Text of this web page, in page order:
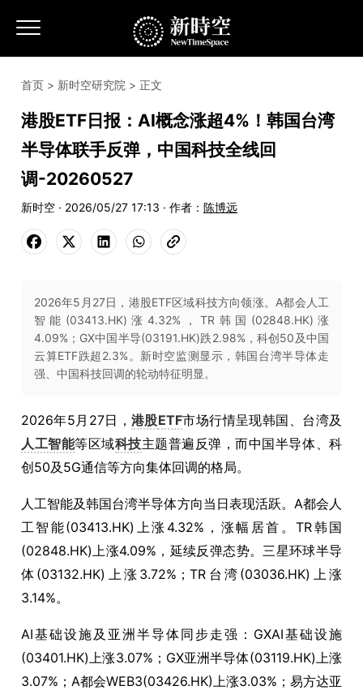
首页 > 新时空研究院 > 正文
港股ETF日报：AI概念涨超4%！韩国台湾
半导体联手反弹，中国科技全线回
调-20260527
新时空 · 2026/05/27 17:13 · 作者： 陈博远
2026年5月27日，港股ETF区域科技方向领涨。A都会人工
智能(03413.HK)涨4.32%，TR韩国(02848.HK)涨
4.09%；GX中国半导(03191.HK)跌2.98%，科创50及中国
云算ETF跌超2.3%。新时空监测显示，韩国台湾半导体走
强、中国科技回调的轮动特征明显。
2026年5月27日， 港股ETF市场行情呈现韩国、台湾及
人工智能等区域科技主题普遍反弹，而中国半导体、科
创50及5G通信等方向集体回调的格局。
人工智能及韩国台湾半导体方向当日表现活跃。A都会人
工智能(03413.HK)上涨4.32%，涨幅居首。TR韩国
(02848.HK)上涨4.09%，延续反弹态势。三星环球半导
体(03132.HK)上涨3.72%；TR台湾(03036.HK)上涨
3.14%。
AI基础设施及亚洲半导体同步走强：GXAI基础设施
(03401.HK)上涨3.07%；GX亚洲半导体(03119.HK)上涨
3.07%；A都会WEB3(03426.HK)上涨3.03%；易方达亚